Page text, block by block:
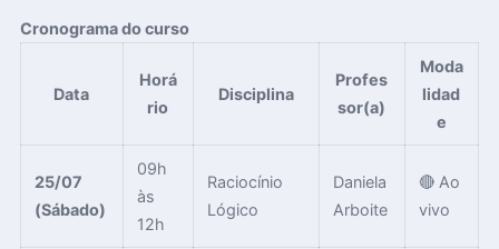
Cronograma do curso
Data
Horá
rio
Disciplina
Profes
sor(a)
Moda
lidad
e
25/07
(Sábado)
09h
às
12h
Raciocínio
Lógico
Daniela
Arboite
🔴 Ao
vivo